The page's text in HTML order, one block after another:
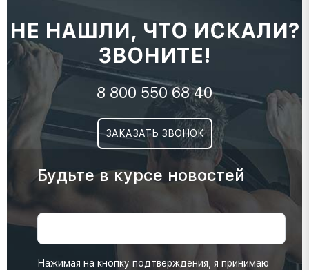
НЕ НАШЛИ, ЧТО ИСКАЛИ?
ЗВОНИТЕ!
8 800 550 68 40
ЗАКАЗАТЬ ЗВОНОК
Будьте в курсе новостей
Нажимая на кнопку подтверждения, я принимаю